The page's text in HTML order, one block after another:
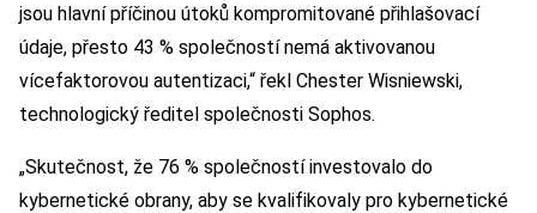
jsou hlavní příčinou útoků kompromitované přihlašovací
údaje, přesto 43 % společností nemá aktivovanou
vícefaktorovou autentizaci,“ řekl Chester Wisniewski,
technologický ředitel společnosti Sophos.
„Skutečnost, že 76 % společností investovalo do
kybernetické obrany, aby se kvalifikovaly pro kybernetické